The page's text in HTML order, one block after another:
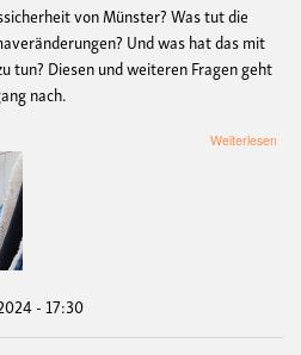
von Münster? Was tut die
Und was hat das mit
tun? Diesen und weiteren Fragen geht
nach.
Weiterlesen
- 17:30